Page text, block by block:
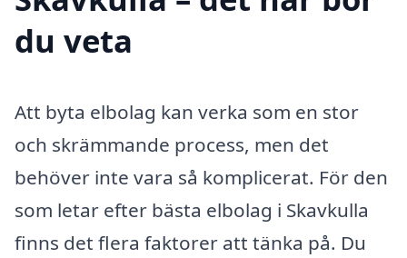
du veta
Att byta elbolag kan verka som en stor
och skrämmande process, men det
behöver inte vara så komplicerat. För den
som letar efter bästa elbolag i Skavkulla
finns det flera faktorer att tänka på. Du